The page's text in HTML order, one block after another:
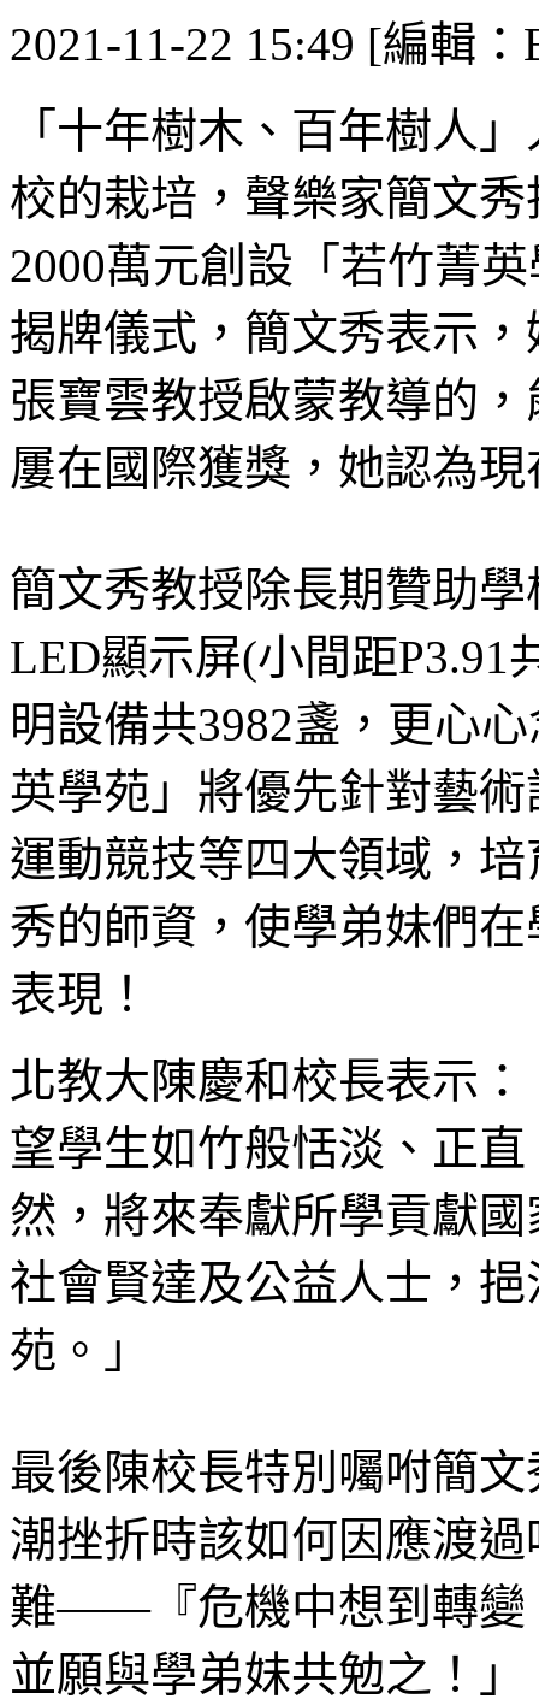
2021-11-22 15:49 [編輯
「十年樹木、百年樹人
校的栽培，聲樂家簡文
2000萬元創設「若竹菁
揭牌儀式，簡文秀表示
張寶雲教授啟蒙教導的
屢在國際獲獎，她認為
簡文秀教授除長期贊助
LED顯示屏(小間距P3.91
明設備共3982盞，更心
英學苑」將優先針對藝
運動競技等四大領域，
秀的師資，使學弟妹們
表現！
北教大陳慶和校長表示
望學生如竹般恬淡、正
然，將來奉獻所學貢獻
社會賢達及公益人士，
苑。」
最後陳校長特別囑咐簡
潮挫折時該如何因應渡
難——『危機中想到轉變
並願與學弟妹共勉之！」